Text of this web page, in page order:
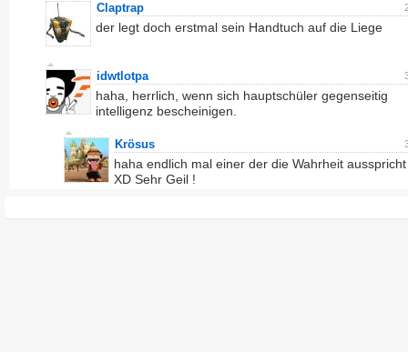
Claptrap
der legt doch erstmal sein Handtuch auf die Liege
idwtlotpa
haha, herrlich, wenn sich hauptschüler gegenseitig
intelligenz bescheinigen.
Krösus
haha endlich mal einer der die Wahrheit ausspricht
XD Sehr Geil !